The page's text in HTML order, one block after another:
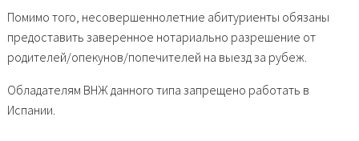
Помимо того, несовершеннолетние абитуриенты обязаны
предоставить заверенное нотариально разрешение от
родителей/опекунов/попечителей на выезд за рубеж.
Обладателям ВНЖ данного типа запрещено работать в
Испании.